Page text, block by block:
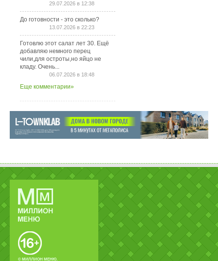
29.07.2026 в 12:38
До готовности - это сколько?
13.07.2026 в 22:23
Готовлю этот салат лет 30. Ещё
добавляю немного перец
чили,для остроты,но яйцо не
кладу. Очень...
06.07.2026 в 18:48
Еще комментарии»
© МИЛЛИОН МЕНЮ.